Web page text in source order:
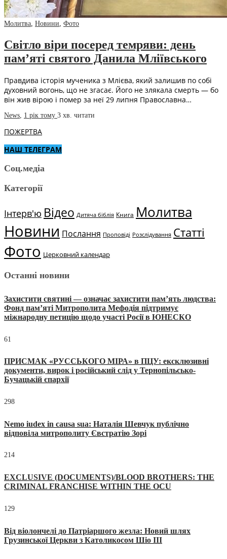
Молитва, Новини, Фото
Свiтло вiри посеред темряви: день
пам’ятi святого Данила Млiївського
Правдива iсторiя мученика з Млiєва, який залишив по собi
духовний вогонь, що не згасає. Його не злякала смерть — бо
вiн жив вiрою i помер за неї 29 липня Православна…
News, 1 рік тому 3 хв. читати
ПОЖЕРТВА
НАШ ТЕЛЕГРАМ
Соц.медіа
Категорії
Інтерв'ю Відео Дитяча біблія Книга Молитва
Новини Послання Проповіді Розслідування Статті
Фото Церковний календар
Останні новини
Захистити святині — означає захистити пам’ять людства:
Фонд пам’яті Митрополита Мефодія підтримує
міжнародну петицію щодо участі Росії в ЮНЕСКО
61
ПРИСМАК «РУССЬКОГО МІРА» в ПЦУ: ексклюзивні
документи, вирок і російський слід у Тернопільсько-
Бучацькій єпархії
298
Nemo iudex in causa sua: Наталія Шевчук публічно
відповіла митрополиту Євстратію Зорі
214
EXCLUSIVE (DOCUMENTS)/BLOOD BROTHERS: THE
CRIMINAL FRANCHISE WITHIN THE OCU
129
Від віолончелі до Патріаршого жезла: Новий шлях
Грузинської Церкви з Католикосом Шіо III